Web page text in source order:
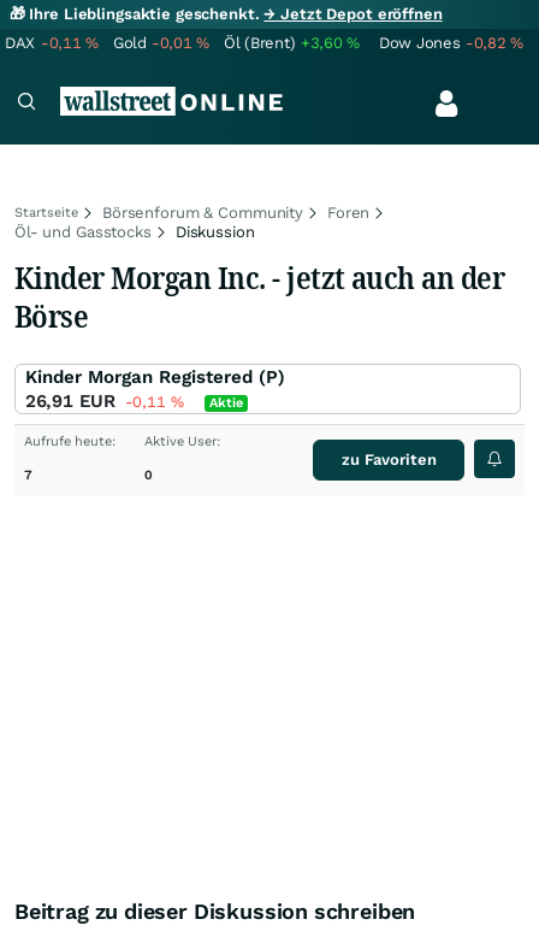
🎁 Ihre Lieblingsaktie geschenkt.→ Jetzt Depot eröffnen
DAX -0,11% Gold -0,01% Öl (Brent) +3,60% Dow Jones -0,82%
Startseite Börsenforum & Community
Foren
Öl- und Gasstocks
Diskussion
Kinder Morgan Inc. - jetzt auch an der
Börse
Kinder Morgan Registered (P)
26,91 EUR -0,11 % Aktie
Aufrufe heute:
7
Aktive User:
0
zu Favoriten
Beitrag zu dieser Diskussion schreiben